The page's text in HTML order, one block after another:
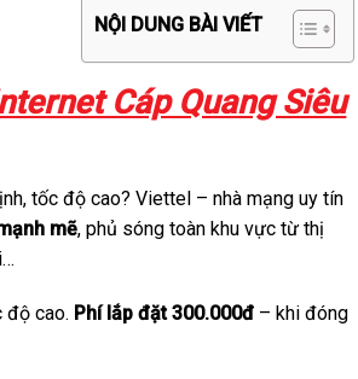
NỘI DUNG BÀI VIẾT
Cáp Quang Siêu
tốc độ cao? Viettel – nhà mạng uy tín
mẽ, phủ sóng toàn khu vực từ thị
độ cao. Phí lắp đặt 300.000đ – khi đóng